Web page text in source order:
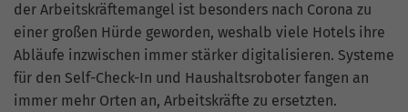
der Arbeitskräftemangel ist besonders nach Corona zu
einer großen Hürde geworden, weshalb viele Hotels ihre
Abläufe inzwischen immer stärker digitalisieren. Systeme
für den Self-Check-In und Haushaltsroboter fangen an
immer mehr Orten an, Arbeitskräfte zu ersetzten.